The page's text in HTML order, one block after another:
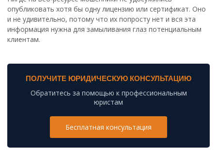
опубликовать хотя бы одну лицензию или сертификат. Оно
и не удивительно, потому что их попросту нет и вся эта
информация нужна для замыливания глаз потенциальным
клиентам.
ПОЛУЧИТЕ ЮРИДИЧЕСКУЮ КОНСУЛЬТАЦИЮ
Обратитесь за помощью к профессиональным
юристам
Бесплатная консультация